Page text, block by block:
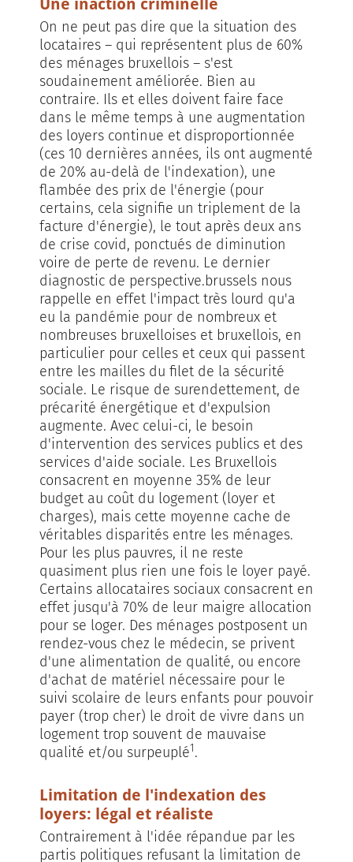
On ne peut pas dire que la situation des
locataires – qui représentent plus de 60%
des ménages bruxellois – s'est
soudainement améliorée. Bien au
contraire. Ils et elles doivent faire face
dans le même temps à une augmentation
des loyers continue et disproportionnée
(ces 10 dernières années, ils ont augmenté
de 20% au-delà de l'indexation), une
flambée des prix de l'énergie (pour
certains, cela signifie un triplement de la
facture d'énergie), le tout après deux ans
de crise covid, ponctués de diminution
voire de perte de revenu. Le dernier
diagnostic de perspective.brussels nous
rappelle en effet l'impact très lourd qu'a
eu la pandémie pour de nombreux et
nombreuses bruxelloises et bruxellois, en
particulier pour celles et ceux qui passent
entre les mailles du filet de la sécurité
sociale. Le risque de surendettement, de
précarité énergétique et d'expulsion
augmente. Avec celui-ci, le besoin
d'intervention des services publics et des
services d'aide sociale. Les Bruxellois
consacrent en moyenne 35% de leur
budget au coût du logement (loyer et
charges), mais cette moyenne cache de
véritables disparités entre les ménages.
Pour les plus pauvres, il ne reste
quasiment plus rien une fois le loyer payé.
Certains allocataires sociaux consacrent en
effet jusqu'à 70% de leur maigre allocation
pour se loger. Des ménages postposent un
rendez-vous chez le médecin, se privent
d'une alimentation de qualité, ou encore
d'achat de matériel nécessaire pour le
suivi scolaire de leurs enfants pour pouvoir
payer (trop cher) le droit de vivre dans un
logement trop souvent de mauvaise
qualité et/ou surpeuplé1.
Limitation de l'indexation des
loyers: légal et réaliste
Contrairement à l'idée répandue par les
partis politiques refusant la limitation de